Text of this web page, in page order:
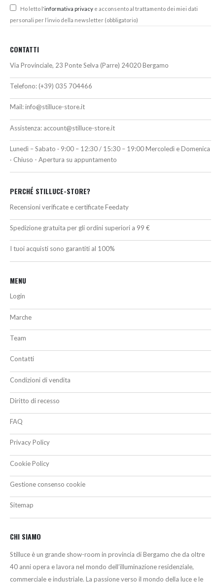
Ho letto l'informativa privacy e acconsento al trattamento dei miei dati
personali per l’invio della newsletter (obbligatorio)
CONTATTI
Via Provinciale, 23 Ponte Selva (Parre) 24020 Bergamo
Telefono: (+39) 035 704466
Mail:info@stilluce-store.it
Assistenza: account@stilluce-store.it
Lunedì – Sabato · 9:00 – 12:30 / 15:30 – 19:00 Mercoledì e Domenica
· Chiuso - Apertura su appuntamento
PERCHÉ STILLUCE-STORE?
Recensioni verificate e certificate Feedaty
Spedizione gratuita per gli ordini superiori a 99 €
I tuoi acquisti sono garantiti al 100%
MENU
Login
Marche
Team
Contatti
Condizioni di vendita
Diritto di recesso
FAQ
Privacy Policy
Cookie Policy
Gestione consenso cookie
Sitemap
CHI SIAMO
Stilluce è un grande show-room in provincia di Bergamo che da oltre
40 anni opera e lavora nel mondo dell’illuminazione residenziale,
commerciale e industriale. La passione verso il mondo della luce e le